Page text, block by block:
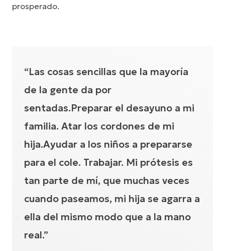
prosperado.
“Las cosas sencillas que la mayoría
de la gente da por
sentadas.Preparar el desayuno a mi
familia. Atar los cordones de mi
hija.Ayudar a los niños a prepararse
para el cole. Trabajar. Mi prótesis es
tan parte de mí, que muchas veces
cuando paseamos, mi hija se agarra a
ella del mismo modo que a la mano
real.”